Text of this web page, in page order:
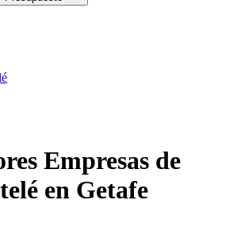
Empresas de
en Getafe